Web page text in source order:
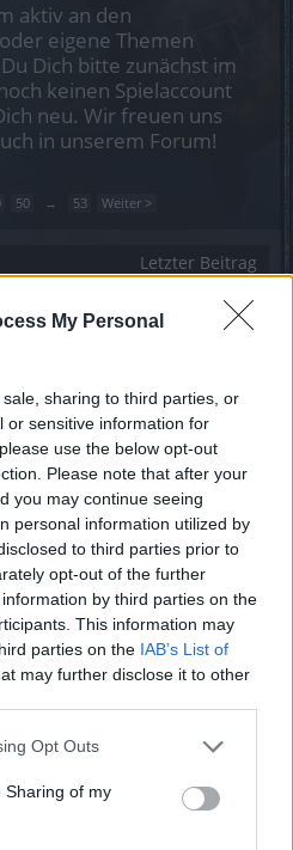
My Personal
sharing to third parties, or
or sensitive information for
use the below opt-out
Please note that after your
you may continue seeing
personal information utilized by
to third parties prior to
opt-out of the further
by third parties on the
This information may
parties on the IAB’s List of
may further disclose it to other
Opt Outs
Sharing of my
aktiv an den
eigene Themen
Dich bitte zunächst im
keinen Spielaccount
neu. Wir freuen uns
in unserem Forum!
50 → 53 Weiter >
Letzter Beitrag
↓
erstellen
26 Februar 2014
120 am 26.02.2014
25 Februar 2014
25 Februar 2014
Reittier.
14 Februar 2014
13 Februar 2014
119 am 12.02.14